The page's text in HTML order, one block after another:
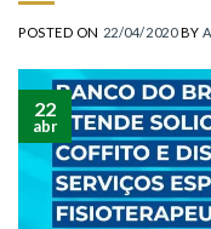
POSTED ON 22/04/2020BY
22
abr